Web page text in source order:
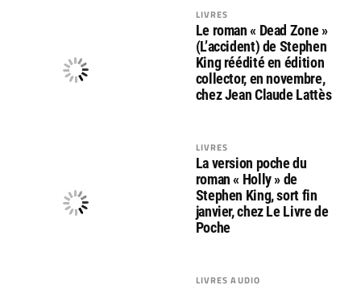
LIVRES
Le roman « Dead Zone »
(L’accident) de Stephen
King réédité en édition
collector, en novembre,
chez Jean Claude Lattès
LIVRES
La version poche du
roman « Holly » de
Stephen King, sort fin
janvier, chez Le Livre de
Poche
LIVRES AUDIO